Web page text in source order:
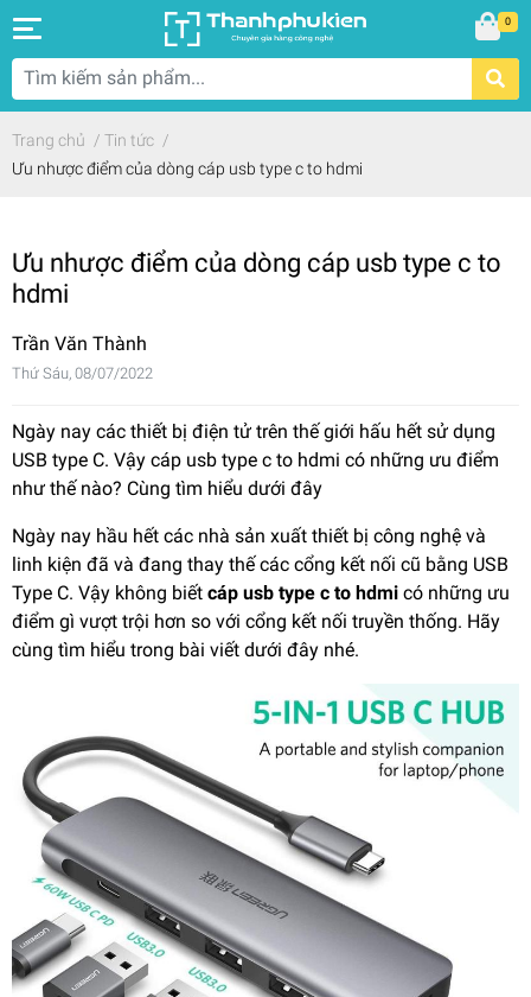
0
Trang chủ / Tin tức /
Ưu nhược điểm của dòng cáp usb type c to hdmi
Ưu nhược điểm của dòng cáp usb type c to
hdmi
Trần Văn Thành
Thứ Sáu, 08/07/2022
Ngày nay các thiết bị điện tử trên thế giới hấu hết sử dụng
USB type C. Vậy cáp usb type c to hdmi có những ưu điểm
như thế nào? Cùng tìm hiểu dưới đây
Ngày nay hầu hết các nhà sản xuất thiết bị công nghệ và
linh kiện đã và đang thay thế các cổng kết nối cũ bằng USB
Type C. Vậy không biết cáp usb type c to hdmi có những ưu
điểm gì vượt trội hơn so với cổng kết nối truyền thống. Hãy
cùng tìm hiểu trong bài viết dưới đây nhé.